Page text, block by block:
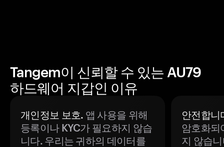
Tangem이 신뢰할 수 있는 AU79
하드웨어 지갑인 이유
개인정보 보호. 앱 사용을 위해
등록이나 KYC가 필요하지 않습
니다. 우리는 귀하의 데이터를
안전합니
암호화되
지 않습